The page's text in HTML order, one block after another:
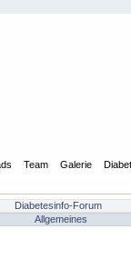
Team Galerie
Diabetesinfo-Forum
Allgemeines